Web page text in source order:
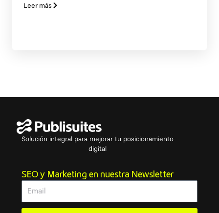
Leer más
Solución integral para mejorar tu posicionamiento
digital
SEO y Marketing en nuestra Newsletter